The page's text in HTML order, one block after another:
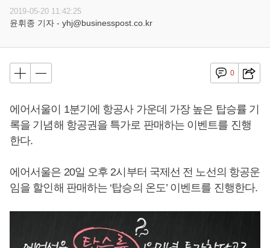
2019-05-20 11:42:25
윤휘종 기자 - yhj@businesspost.co.kr
0
에어서울이 1분기에 항공사 가운데 가장 높은 탑승률 기
록을 기념해 항공권을 특가로 판매하는 이벤트를 진행
한다.
에어서울은 20일 오후 2시부터 국제선 전 노선의 항공운
임을 할인해 판매하는 ‘탑승의 온도’ 이벤트를 진행한다.